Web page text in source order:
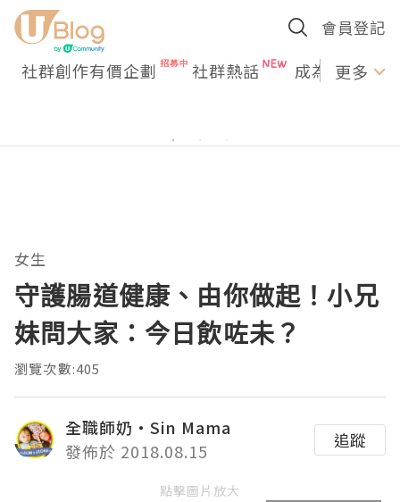
會員登記
社群創作有價企劃 社群熱話 成為U更多
女生
守護腸道健康、由你做起！小兄
妹問大家：今日飲咗未？
瀏覽次數:405
全職師奶‧Sin Mama
發佈於 2018.08.15
追蹤
點擊圖片放大